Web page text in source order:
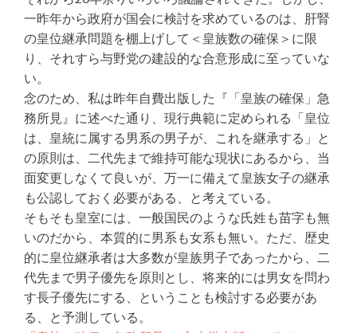
一昨年から政府が国会に検討を求めているのは、肝腎
の皇位継承問題を棚上げして＜皇族数の確保＞に限
り、それすら与野党の建設的な合意形成に至っていな
い。
念のため、私は昨年自費出版した『「皇族の確保」急
務所見』に述べた通り、現行典範に定められる「皇位
は、皇統に属する男系の男子が、これを継承する」と
の原則は、二代先まで維持可能な現状にあるから、当
面変更しなくて良いが、万一に備えて皇族女子の継承
も公認しておく必要がある、と考えている。
そもそも皇室には、一般国民のような氏姓も苗字も無
いのだから、本質的に男系も女系も無い。ただ、歴史
的に皇位継承者は大多数が皇族男子であったから、二
代先まで男子優先を原則とし、将来的には男女を問わ
す長子優先にする、ということも検討する必要があ
る、と予測している。